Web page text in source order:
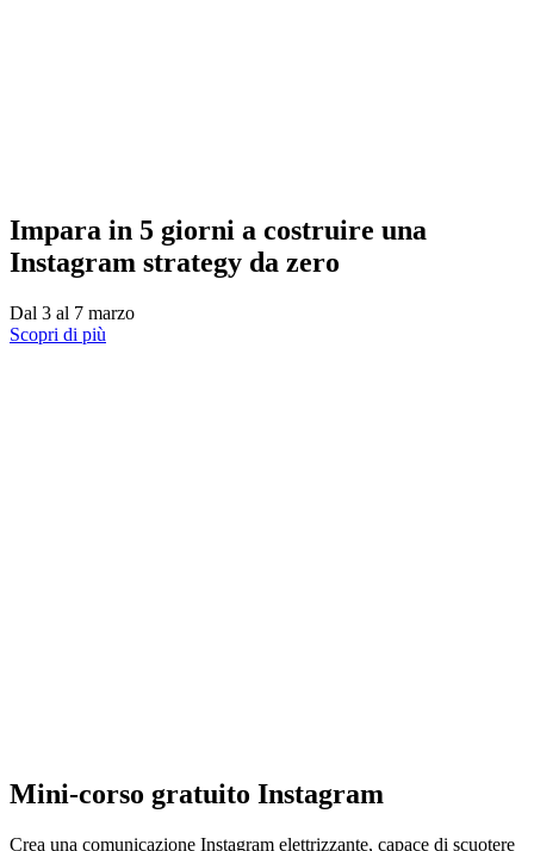
Impara in 5 giorni a costruire una
Instagram strategy da zero
Dal 3 al 7 marzo
Scopri di più
Mini-corso gratuito Instagram
Crea una comunicazione Instagram elettrizzante, capace di scuotere